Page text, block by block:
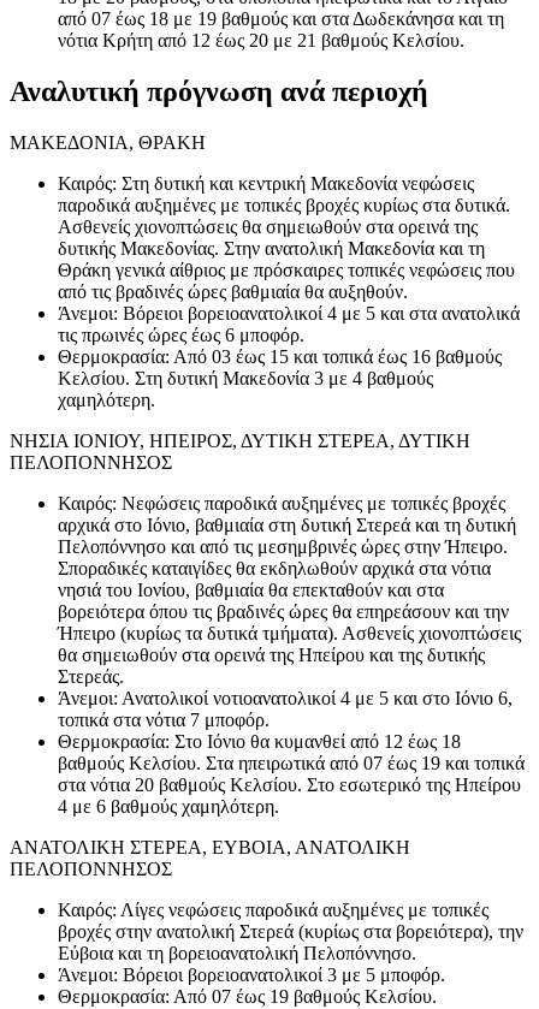
από 07 έως 18 με 19 βαθμούς και στα Δωδεκάνησα και τη
νότια Κρήτη από 12 έως 20 με 21 βαθμούς Κελσίου.
Αναλυτική πρόγνωση ανά περιοχή
ΜΑΚΕΔΟΝΙΑ, ΘΡΑΚΗ
Καιρός: Στη δυτική και κεντρική Μακεδονία νεφώσεις
παροδικά αυξημένες με τοπικές βροχές κυρίως στα δυτικά.
Ασθενείς χιονοπτώσεις θα σημειωθούν στα ορεινά της
δυτικής Μακεδονίας. Στην ανατολική Μακεδονία και τη
Θράκη γενικά αίθριος με πρόσκαιρες τοπικές νεφώσεις που
από τις βραδινές ώρες βαθμιαία θα αυξηθούν.
Άνεμοι: Βόρειοι βορειοανατολικοί 4 με 5 και στα ανατολικά
τις πρωινές ώρες έως 6 μποφόρ.
Θερμοκρασία: Από 03 έως 15 και τοπικά έως 16 βαθμούς
Κελσίου. Στη δυτική Μακεδονία 3 με 4 βαθμούς
χαμηλότερη.
ΝΗΣΙΑ ΙΟΝΙΟΥ, ΗΠΕΙΡΟΣ, ΔΥΤΙΚΗ ΣΤΕΡΕΑ, ΔΥΤΙΚΗ
ΠΕΛΟΠΟΝΝΗΣΟΣ
Καιρός: Νεφώσεις παροδικά αυξημένες με τοπικές βροχές
αρχικά στο Ιόνιο, βαθμιαία στη δυτική Στερεά και τη δυτική
Πελοπόννησο και από τις μεσημβρινές ώρες στην Ήπειρο.
Σποραδικές καταιγίδες θα εκδηλωθούν αρχικά στα νότια
νησιά του Ιονίου, βαθμιαία θα επεκταθούν και στα
βορειότερα όπου τις βραδινές ώρες θα επηρεάσουν και την
Ήπειρο (κυρίως τα δυτικά τμήματα). Ασθενείς χιονοπτώσεις
θα σημειωθούν στα ορεινά της Ηπείρου και της δυτικής
Στερεάς.
Άνεμοι: Ανατολικοί νοτιοανατολικοί 4 με 5 και στο Ιόνιο 6,
τοπικά στα νότια 7 μποφόρ.
Θερμοκρασία: Στο Ιόνιο θα κυμανθεί από 12 έως 18
βαθμούς Κελσίου. Στα ηπειρωτικά από 07 έως 19 και τοπικά
στα νότια 20 βαθμούς Κελσίου. Στο εσωτερικό της Ηπείρου
4 με 6 βαθμούς χαμηλότερη.
ΑΝΑΤΟΛΙΚΗ ΣΤΕΡΕΑ, ΕΥΒΟΙΑ, ΑΝΑΤΟΛΙΚΗ
ΠΕΛΟΠΟΝΝΗΣΟΣ
Καιρός: Λίγες νεφώσεις παροδικά αυξημένες με τοπικές
βροχές στην ανατολική Στερεά (κυρίως στα βορειότερα), την
Εύβοια και τη βορειοανατολική Πελοπόννησο.
Άνεμοι: Βόρειοι βορειοανατολικοί 3 με 5 μποφόρ.
Θερμοκρασία: Από 07 έως 19 βαθμούς Κελσίου.